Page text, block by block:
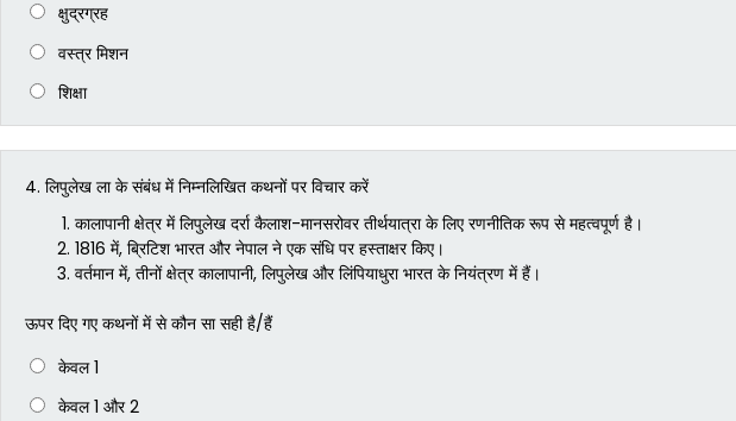
क्षुद्रग्रह
वस्त्र मिशन
शिक्षा
4. लिपुलेख ला के संबंध में निम्नलिखित कथनों पर विचार करें
कालापानी क्षेत्र में लिपुलेख दर्रा कैलाश-मानसरोवर तीर्थयात्रा के लिए रणनीतिक रूप से महत्वपूर्ण है।
1816 में, ब्रिटिश भारत और नेपाल ने एक संधि पर हस्ताक्षर किए।
वर्तमान में, तीनों क्षेत्र कालापानी, लिपुलेख और लिंपियाधुरा भारत के नियंत्रण में हैं।
ऊपर दिए गए कथनों में से कौन सा सही है/हैं
केवल 1
केवल 1 और 2